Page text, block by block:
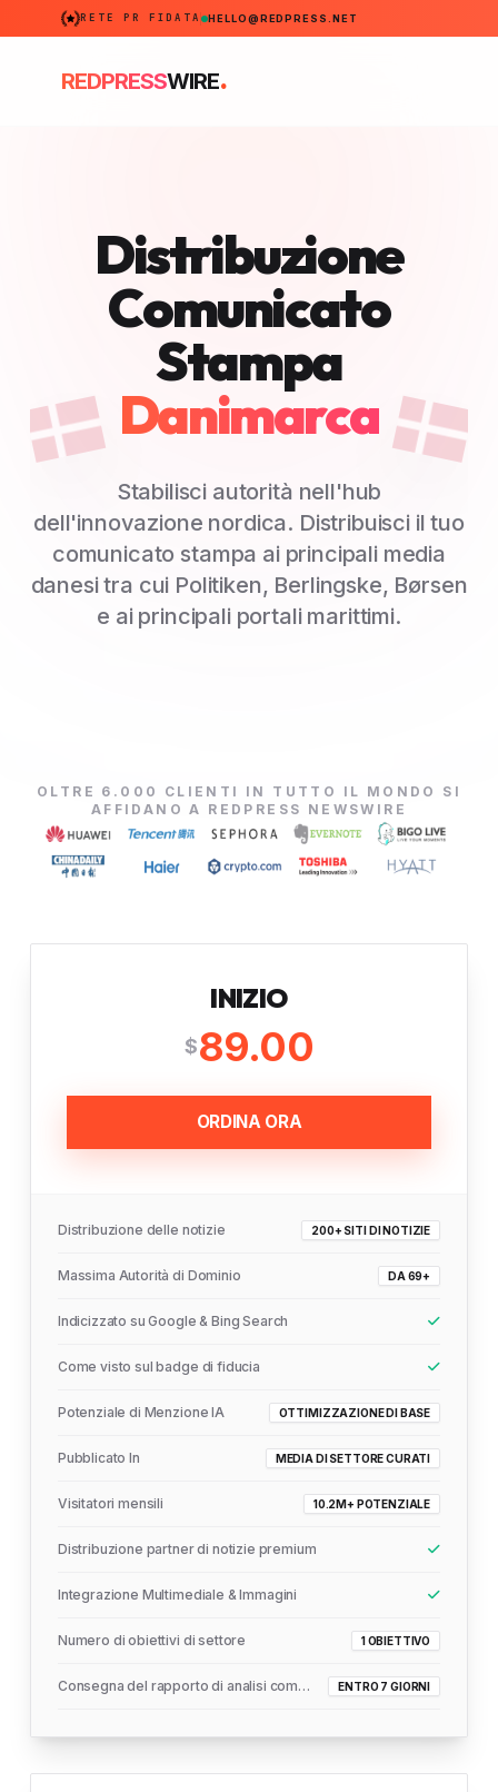
RETE PR FIDATA HELLO@REDPRESS.NET
REDPRESSWIRE.
Distribuzione
Comunicato
Stampa
Danimarca
Stabilisci autorità nell'hub
dell'innovazione nordica. Distribuisci il tuo
comunicato stampa ai principali media
danesi tra cui Politiken, Berlingske, Børsen
e ai principali portali marittimi.
OLTRE 6.000 CLIENTI IN TUTTO IL MONDO SI
AFFIDANO A REDPRESS NEWSWIRE
INIZIO
$89.00
ORDINA ORA
Distribuzione delle notizie 200+ SITI DI NOTIZIE
Massima Autorità di Dominio DA 69+
Indicizzato su Google & Bing Search
Come visto sul badge di fiducia
Potenziale di Menzione IA OTTIMIZZAZIONE DI BASE
Pubblicato In MEDIA DI SETTORE CURATI
Visitatori mensili 10.2M+ POTENZIALE
Distribuzione partner di notizie premium
Integrazione Multimediale & Immagini
Numero di obiettivi di settore 1 OBIETTIVO
Consegna del rapporto di analisi completo ENTRO 7 GIORNI